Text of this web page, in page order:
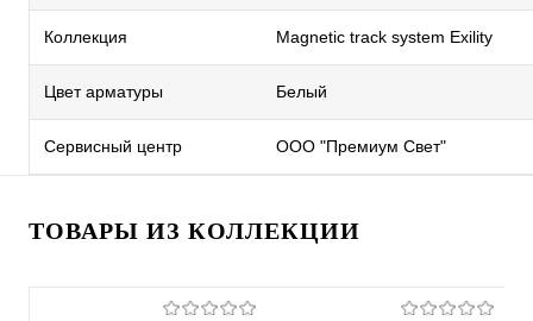
Коллекция Magnetic track system Exility
Цвет арматуры Белый
Сервисный центр ООО "Премиум Свет"
ТОВАРЫ ИЗ КОЛЛЕКЦИИ